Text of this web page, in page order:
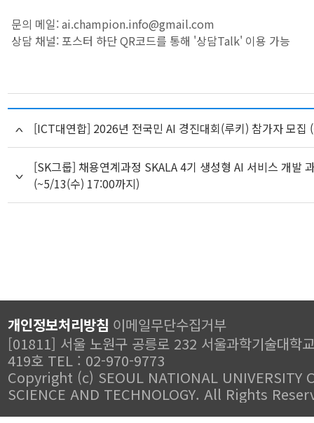
문의 메일: ai.champion.info@gmail.com
상담 채널: 포스터 하단 QR코드를 통해 '상담Talk' 이용 가능
[ICT대연합] 2026년 전국민 AI 경진대회(루키) 참가자 모집
[SK그룹] 채용연계과정 SKALA 4기 생성형 AI 서비스 개발
(~5/13(수) 17:00까지)
개인정보처리방침 이메일무단수집거부
[01811] 서울 노원구 공릉로 232 서울과학기술대학
419호 TEL : 02-970-9773
Copyright (c) SEOUL NATIONAL UNIVERSITY
SCIENCE AND TECHNOLOGY. All Rights